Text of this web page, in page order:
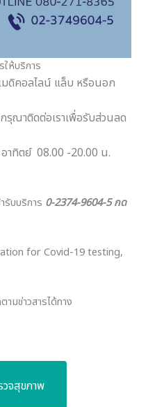
ให้บริการ
ดิคอลไลน์ แล็บ หรือนอก
ณาติดต่อเราเพื่อรับส่วนลด
อาทิตย์ 08.00 -20.00 น.
รับบริการ 0-2374-9604-5 กด
for Covid-19 testing,
มข่าวสารได้ทาง
จสุขภาพ